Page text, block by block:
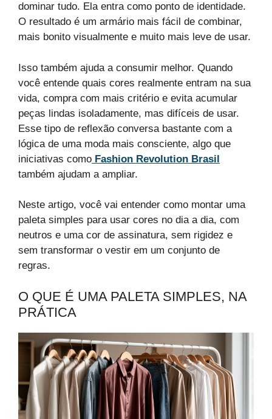
dominar tudo. Ela entra como ponto de identidade.
O resultado é um armário mais fácil de combinar,
mais bonito visualmente e muito mais leve de usar.
Isso também ajuda a consumir melhor. Quando
você entende quais cores realmente entram na sua
vida, compra com mais critério e evita acumular
peças lindas isoladamente, mas difíceis de usar.
Esse tipo de reflexão conversa bastante com a
lógica de uma moda mais consciente, algo que
iniciativas como Fashion Revolution Brasil
também ajudam a ampliar.
Neste artigo, você vai entender como montar uma
paleta simples para usar cores no dia a dia, com
neutros e uma cor de assinatura, sem rigidez e
sem transformar o vestir em um conjunto de
regras.
O QUE É UMA PALETA SIMPLES, NA
PRÁTICA